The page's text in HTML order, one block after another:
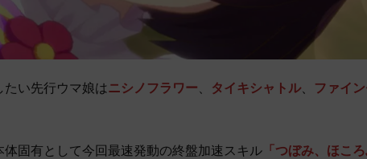
い先行ウマ娘はニシノフラワー タイキシャトル、
ファイ
体固有として今回最速発動の終盤加速スキル 「つぼみ、ほこ